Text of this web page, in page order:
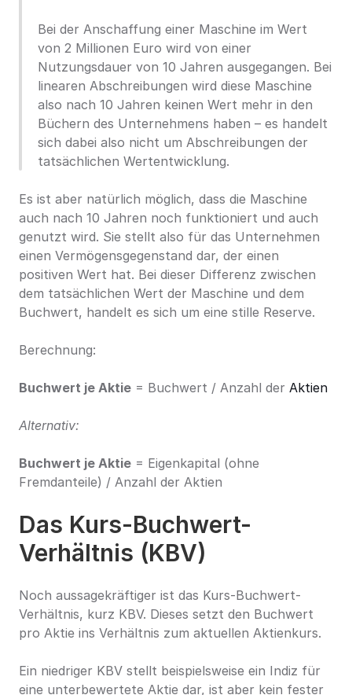
Bei der Anschaffung einer Maschine im Wert
von 2 Millionen Euro wird von einer
Nutzungsdauer von 10 Jahren ausgegangen. Bei
linearen Abschreibungen wird diese Maschine
also nach 10 Jahren keinen Wert mehr in den
Büchern des Unternehmens haben – es handelt
sich dabei also nicht um Abschreibungen der
tatsächlichen Wertentwicklung.
Es ist aber natürlich möglich, dass die Maschine
auch nach 10 Jahren noch funktioniert und auch
genutzt wird. Sie stellt also für das Unternehmen
einen Vermögensgegenstand dar, der einen
positiven Wert hat. Bei dieser Differenz zwischen
dem tatsächlichen Wert der Maschine und dem
Buchwert, handelt es sich um eine stille Reserve.
Berechnung:
Buchwert je Aktie = Buchwert / Anzahl der Aktien
Alternativ:
Buchwert je Aktie = Eigenkapital (ohne
Fremdanteile) / Anzahl der Aktien
Das Kurs-Buchwert-
Verhältnis (KBV)
Noch aussagekräftiger ist das Kurs-Buchwert-
Verhältnis, kurz KBV. Dieses setzt den Buchwert
pro Aktie ins Verhältnis zum aktuellen Aktienkurs.
Ein niedriger KBV stellt beispielsweise ein Indiz für
eine unterbewertete Aktie dar, ist aber kein fester